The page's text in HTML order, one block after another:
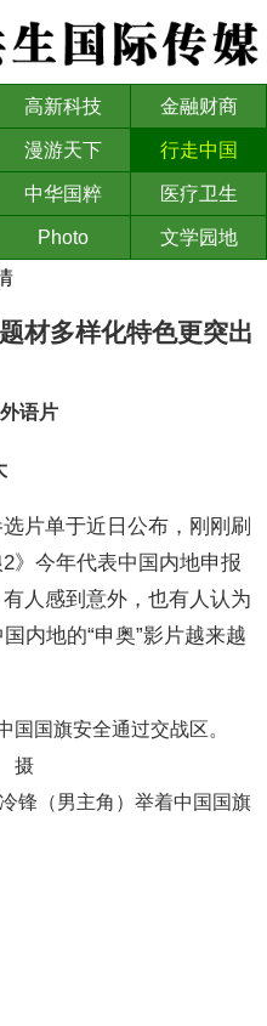
高新科技 金融财商
漫游天下 行走中国
中华国粹 医疗卫生
Photo
文学园地
材多样化特色更突出
语片
单于近日公布，刚刚刷
》今年代表中国内地申报
人感到意外，也有人认为
内地的“申奥”影片越来越
锋（男主角）举着中国国旗